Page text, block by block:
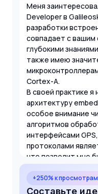
Меня
Developer в
разработки
совпадает с
глубокими
также имею
Cortex-A.
В своей практике я
архитектуру
особое внимание
алгоритмов
интерфейсами
протоколами
что позволит мне
по развитию ваших
транспорта и
+250% к просмотрам
Составьте